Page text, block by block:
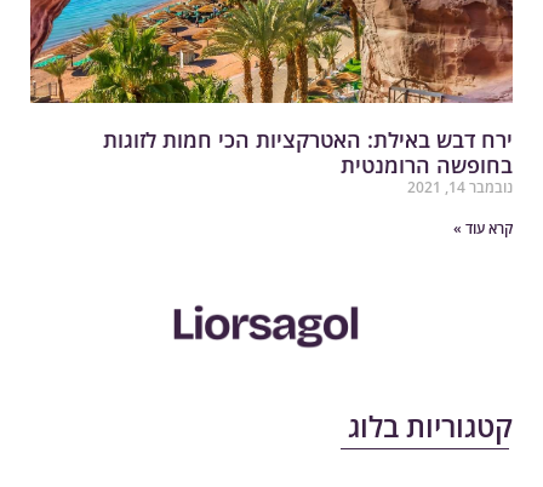
דבש באילת: האטרקציות הכי חמות לזוגות
הרומנטית
14, 2021
עוד »
בלוג